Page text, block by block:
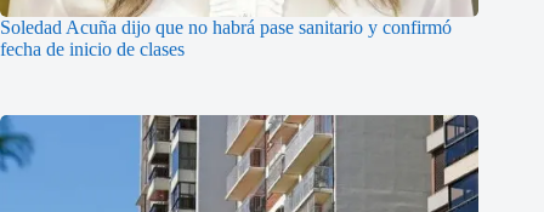
Soledad Acuña dijo que no habrá pase sanitario y confirmó
fecha de inicio de clases